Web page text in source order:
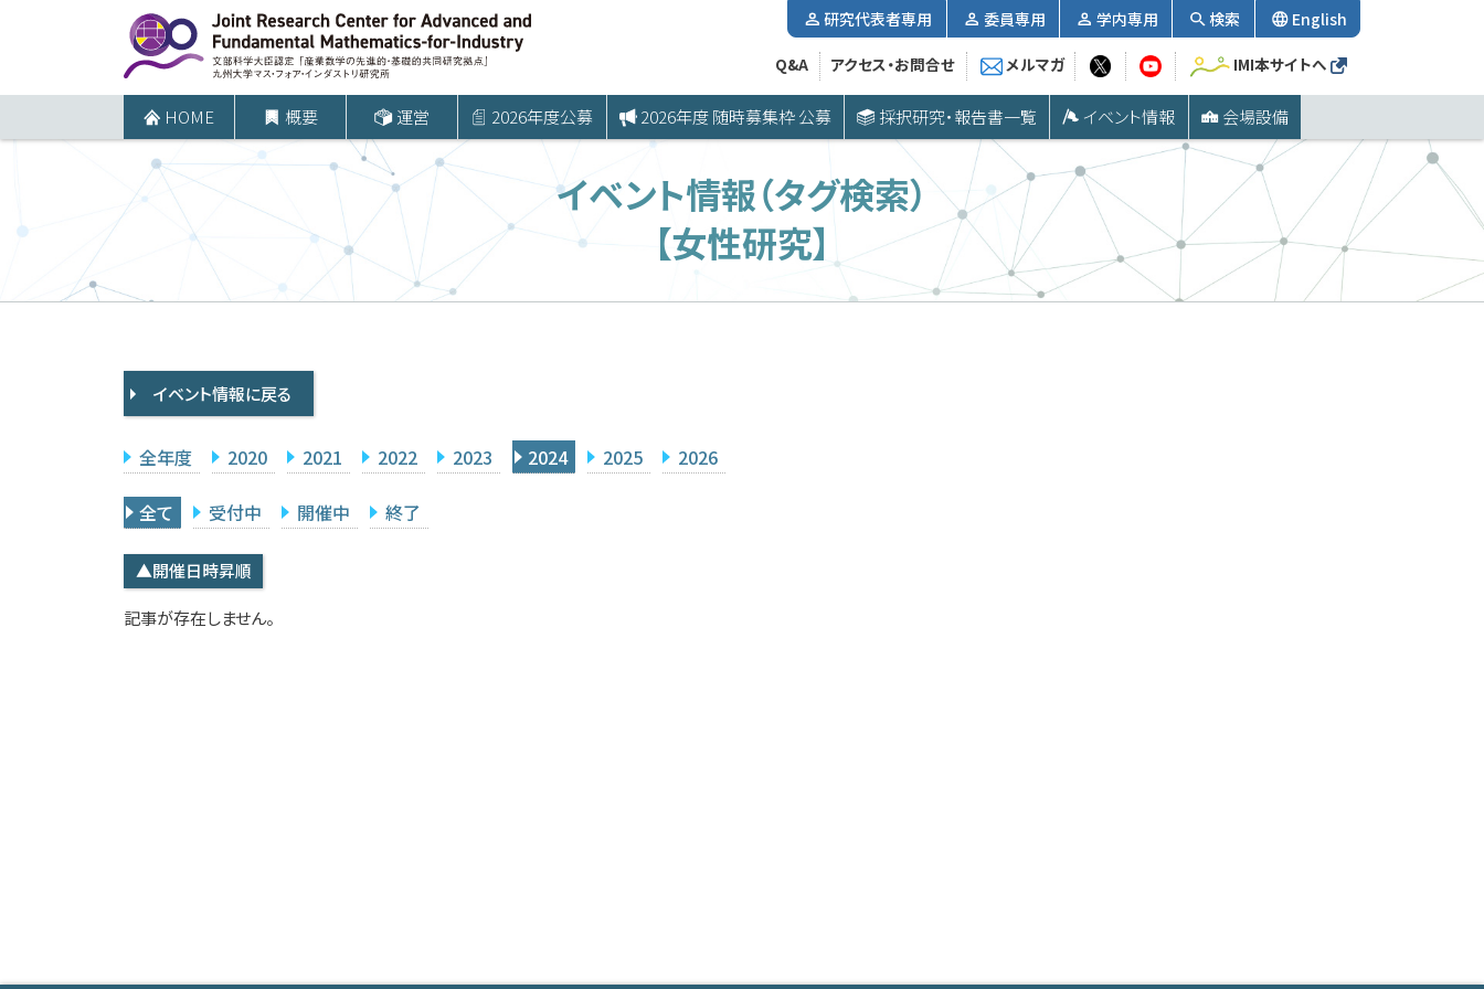
ツ
プ
HOME 概要 運営 2026年度公募 2026年度 随時募集枠 公募 採択研究・報告書一覧 イベント情報 会場設備
研究代表者専用 委員専用 学内専用 検索 English
Q&A アクセス・お問合せ メルマガ IMI本サイトへ
イベント情報（タグ検索）
【女性研究】
イベント情報に戻る
全年度 2020 2021 2022 2023 2024 2025 2026
全て 受付中 開催中 終了
▲開催日時昇順
記事が存在しません。